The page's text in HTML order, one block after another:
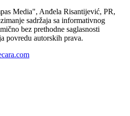
Media", Anđela Risantijević, PR,
sadržaja sa informativnog
bez prethodne saglasnosti
povredu autorskih prava.